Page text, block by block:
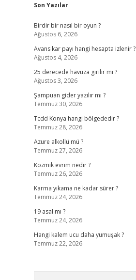
Son Yazılar
Birdir bir nasıl bir oyun ?
Ağustos 6, 2026
Avans kar payı hangi hesapta izlenir ?
Ağustos 4, 2026
25 derecede havuza girilir mi ?
Ağustos 3, 2026
Şampuan gider yazılır mı ?
Temmuz 30, 2026
Tcdd Konya hangi bölgededir ?
Temmuz 28, 2026
Azure alkollü mü ?
Temmuz 27, 2026
Kozmik evrim nedir ?
Temmuz 26, 2026
Karma yıkama ne kadar sürer ?
Temmuz 24, 2026
19 asal mı ?
Temmuz 24, 2026
Hangi kalem ucu daha yumuşak ?
Temmuz 22, 2026